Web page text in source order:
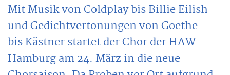
Mit Musik von Coldplay bis Billie Eilish
und Gedichtvertonungen von Goethe
bis Kästner startet der Chor der HAW
Hamburg am 24. März in die neue